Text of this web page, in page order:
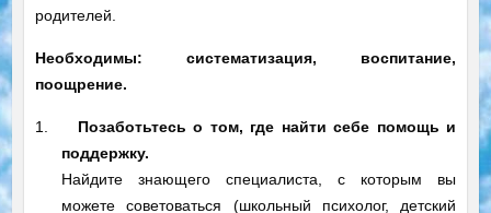
родителей.
Необходимы: систематизация, воспитание,
поощрение.
1.
Позаботьтесь о том, где найти себе помощь и
поддержку.
Найдите знающего специалиста, с которым вы
можете советоваться (школьный психолог, детский